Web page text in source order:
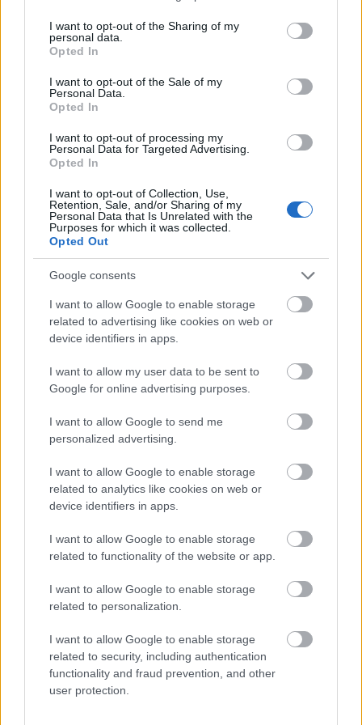
not limited to your visit or usage behaviour. You may click to
grant or deny consent to Google and its third-party tags to
use your data for below specified purposes in below Google
consent section.
I want to opt-out of the Sharing of my
personal data.
Opted In
I want to opt-out of the Sale of my
Personal Data.
Opted In
I want to opt-out of processing my
Personal Data for Targeted Advertising.
Opted In
I want to opt-out of Collection, Use,
Retention, Sale, and/or Sharing of my
Personal Data that Is Unrelated with the
Purposes for which it was collected.
Opted Out
Google consents
I want to allow Google to enable storage
related to advertising like cookies on web or
device identifiers in apps.
I want to allow my user data to be sent to
Google for online advertising purposes.
I want to allow Google to send me
personalized advertising.
I want to allow Google to enable storage
related to analytics like cookies on web or
device identifiers in apps.
I want to allow Google to enable storage
related to functionality of the website or app.
I want to allow Google to enable storage
related to personalization.
I want to allow Google to enable storage
related to security, including authentication
functionality and fraud prevention, and other
user protection.
nap hálás vagyok magamnak azért a bátorságért,
amivel meghoztam a döntést, hogy kilépek, és azóta
is dolgozom a mentális egészségemen. A Tanúk
tönkre, és te sem fogsz.
segíthessek, akik hasonló helyzetben vannak. Akik
már kiléptek vagy fontolgatják a kilépést, de félnek
Tudom, hogy milyen nehéz lehet, és tudom, hogy a
félelem mennyire bénító tud lenni. De ha nekem
sikerült, neked is fog.
Az élet a szektán kívül nem tökéletes, de valódi.
Szabad vagy, hogy megtaláld önmagadat, hogy
fejlődj, és hogy a saját utadat járd.És ez az igazi
szabadság.
Bár Jehova Tanúi azt állítják, hogy az ő
közösségük nélkül az élet káoszba fullad, én
kilépés nem könnyű, de lehetséges, és az élet
utána is lehet boldog, stabil és teljes. Ha te is
vagy egyedül, és van remény a szabad, teljes
életre a közösségen kívül is.
Üdv:
Címkék:manipuláció mentálisegészség